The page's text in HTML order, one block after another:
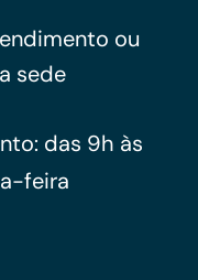
ou
sede
das 9h às
feira